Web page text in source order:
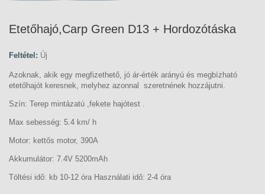
Etetőhajó,Carp Green D13 + Hordozótáska
Feltétel: Új
Azoknak, akik egy megfizethető, jó ár-érték arányú és megbízható
etetőhajót keresnek, melyhez azonnal szeretnének hozzájutni.
Szín: Terep mintázatú ,fekete hajótest .
Max sebesség: 5.4 km/ h
Motor: kettős motor, 390A
Akkumulátor: 7.4V 5200mAh
Töltési idő: kb 10-12 óra Használati idő: 2-4 óra